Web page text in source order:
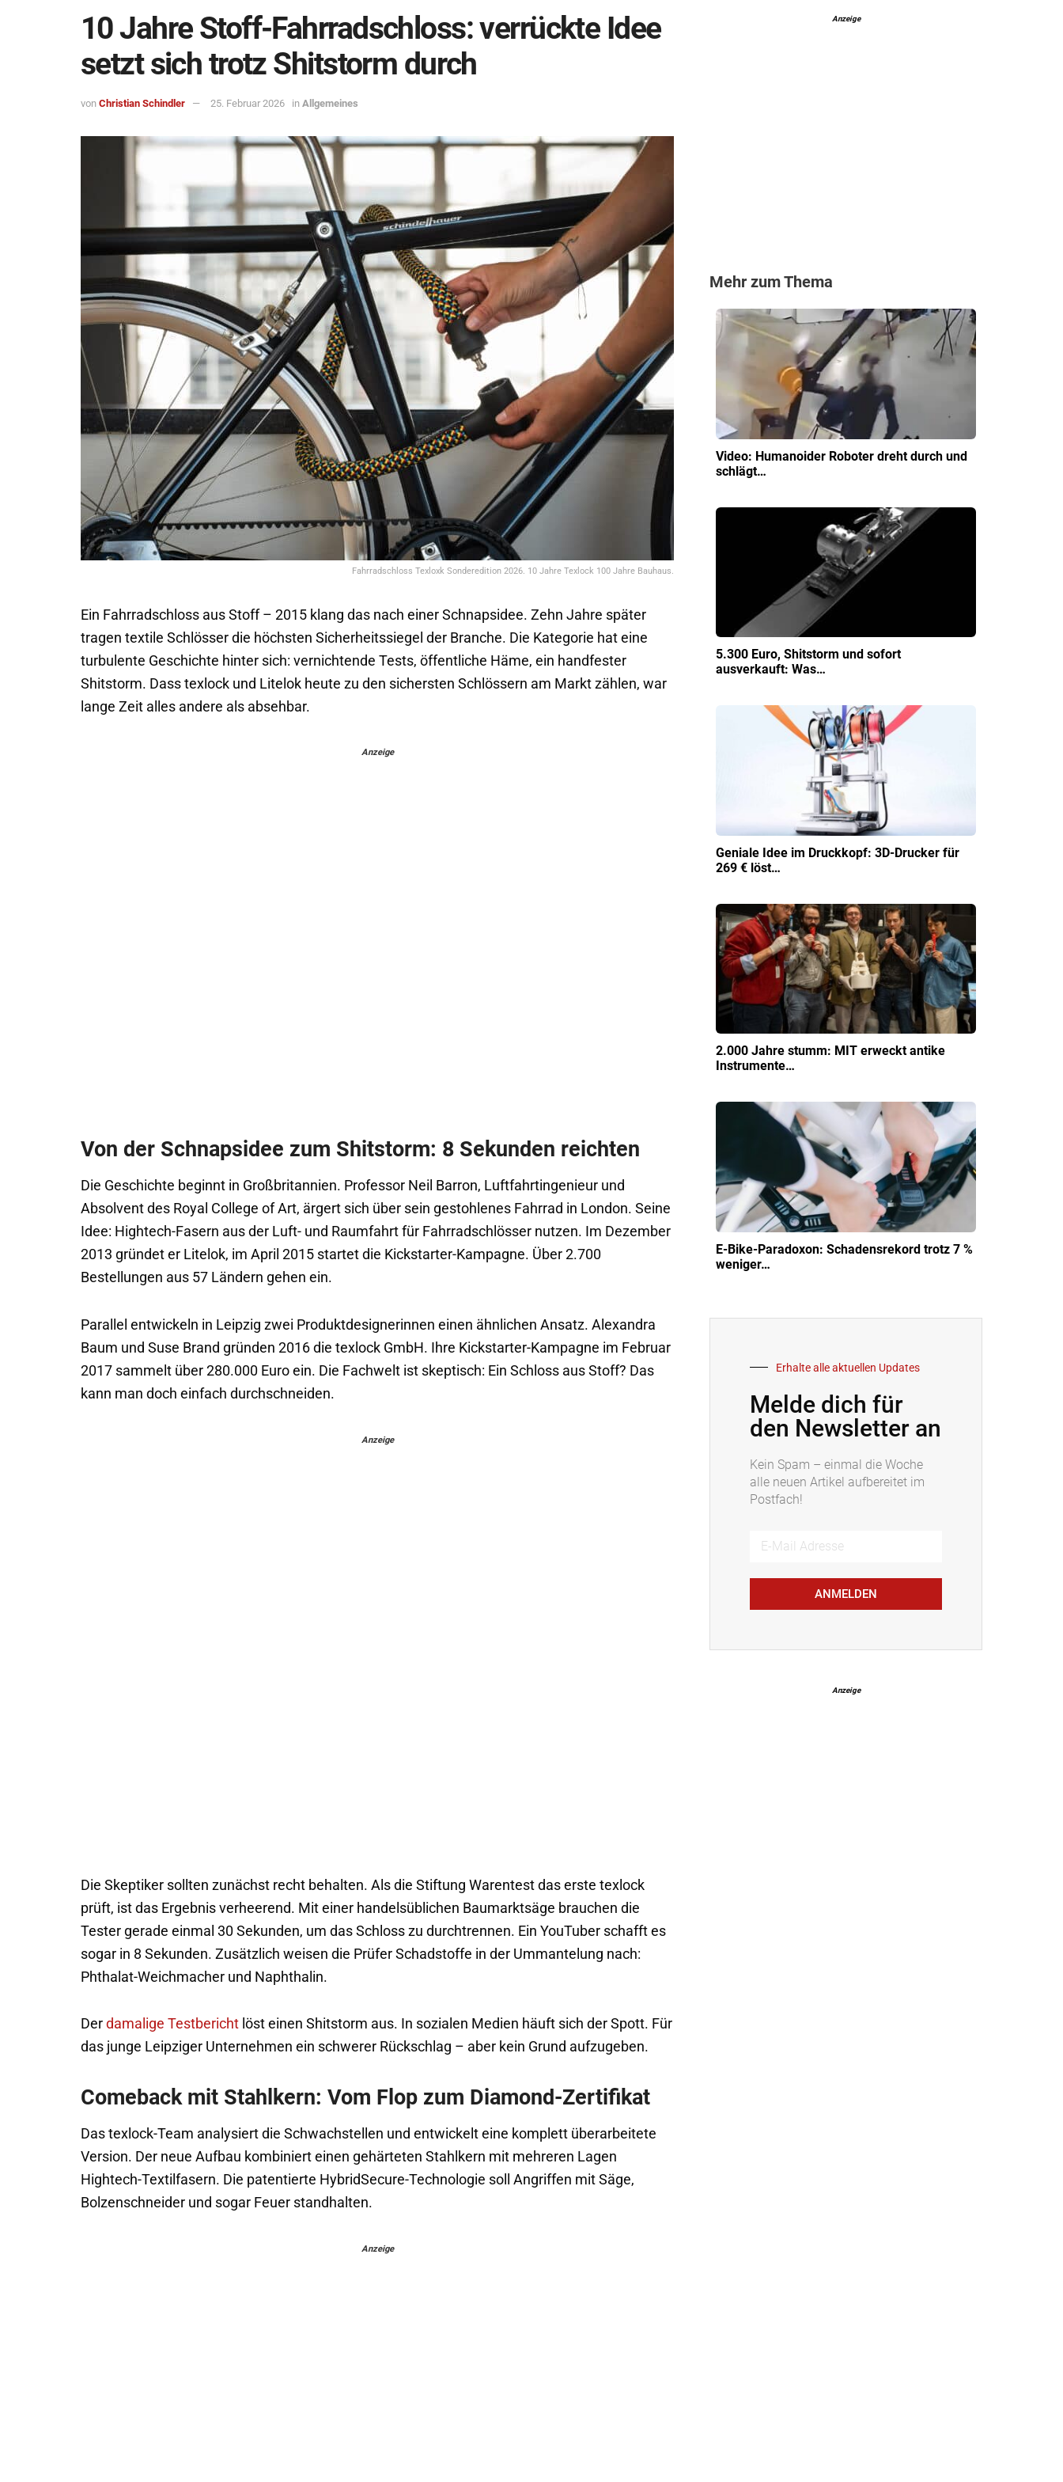
10 Jahre Stoff-Fahrradschloss: verrückte Idee
setzt sich trotz Shitstorm durch
von Christian Schindler 25. Februar 2026 in Allgemeines
Fahrradschloss Texloxk Sonderedition 2026. 10 Jahre Texlock 100 Jahre Bauhaus.
Ein Fahrradschloss aus Stoff – 2015 klang das nach einer Schnapsidee. Zehn Jahre später
tragen textile Schlösser die höchsten Sicherheitssiegel der Branche. Die Kategorie hat eine
turbulente Geschichte hinter sich: vernichtende Tests, öffentliche Häme, ein handfester
Shitstorm. Dass texlock und Litelok heute zu den sichersten Schlössern am Markt zählen, war
lange Zeit alles andere als absehbar.
Anzeige
Von der Schnapsidee zum Shitstorm: 8 Sekunden reichten
Die Geschichte beginnt in Großbritannien. Professor Neil Barron, Luftfahrtingenieur und
Absolvent des Royal College of Art, ärgert sich über sein gestohlenes Fahrrad in London. Seine
Idee: Hightech-Fasern aus der Luft- und Raumfahrt für Fahrradschlösser nutzen. Im Dezember
2013 gründet er Litelok, im April 2015 startet die Kickstarter-Kampagne. Über 2.700
Bestellungen aus 57 Ländern gehen ein.
Parallel entwickeln in Leipzig zwei Produktdesignerinnen einen ähnlichen Ansatz. Alexandra
Baum und Suse Brand gründen 2016 die texlock GmbH. Ihre Kickstarter-Kampagne im Februar
2017 sammelt über 280.000 Euro ein. Die Fachwelt ist skeptisch: Ein Schloss aus Stoff? Das
kann man doch einfach durchschneiden.
Anzeige
Die Skeptiker sollten zunächst recht behalten. Als die Stiftung Warentest das erste texlock
prüft, ist das Ergebnis verheerend. Mit einer handelsüblichen Baumarktsäge brauchen die
Tester gerade einmal 30 Sekunden, um das Schloss zu durchtrennen. Ein YouTuber schafft es
sogar in 8 Sekunden. Zusätzlich weisen die Prüfer Schadstoffe in der Ummantelung nach:
Phthalat-Weichmacher und Naphthalin.
Der damalige Testbericht löst einen Shitstorm aus. In sozialen Medien häuft sich der Spott. Für
das junge Leipziger Unternehmen ein schwerer Rückschlag – aber kein Grund aufzugeben.
Comeback mit Stahlkern: Vom Flop zum Diamond-Zertifikat
Das texlock-Team analysiert die Schwachstellen und entwickelt eine komplett überarbeitete
Version. Der neue Aufbau kombiniert einen gehärteten Stahlkern mit mehreren Lagen
Hightech-Textilfasern. Die patentierte HybridSecure-Technologie soll Angriffen mit Säge,
Bolzenschneider und sogar Feuer standhalten.
Anzeige
Anzeige
Mehr zum Thema
Video: Humanoider Roboter dreht durch und
schlägt…
5.300 Euro, Shitstorm und sofort
ausverkauft: Was…
Geniale Idee im Druckkopf: 3D-Drucker für
269 € löst…
2.000 Jahre stumm: MIT erweckt antike
Instrumente…
E-Bike-Paradoxon: Schadensrekord trotz 7 %
weniger…
Erhalte alle aktuellen Updates
Melde dich für
den Newsletter an
Kein Spam – einmal die Woche
alle neuen Artikel aufbereitet im
Postfach!
ANMELDEN
Anzeige